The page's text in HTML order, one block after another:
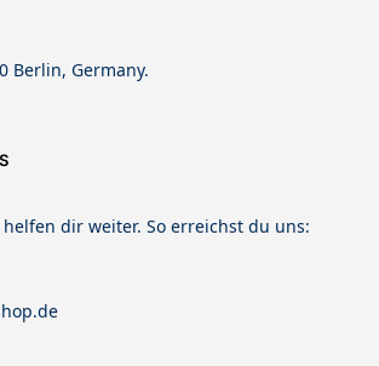
Berlin, Germany.
dir weiter. So erreichst du uns: